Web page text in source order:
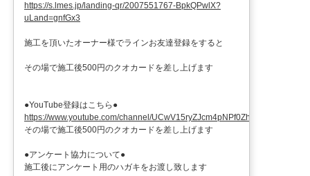
https://s.lmes.jp/landing-qr/2007551767-BpkQPwlX?
uLand=gnfGx3
施工を頂いたオーナー様でラインお友達登録をすると
その場で施工後500円のクオカードを差し上げます
●YouTube登録はこちら●
https://www.youtube.com/channel/UCwV15ryZJcm4pNPf0ZhXu9g
その場で施工後500円のクオカードを差し上げます
●アンケート協力について●
施工後にアンケート用のハガキをお渡し致します